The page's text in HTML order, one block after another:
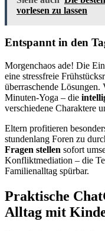
vorlesen zu lassen
Entspannt in den
Morgenchaos ade! Die
eine stressfreie
überraschende
Minuten-Yoga – die
verschiedene Charaktere
Eltern profitieren
stundenlang Foren zu
Fragen stellen sofort
Konfliktmediation – die
Familienalltag spürbar.
Praktische
Alltag mit